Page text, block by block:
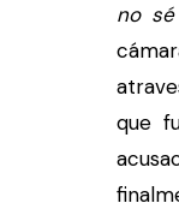
no
que